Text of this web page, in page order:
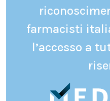
farmacisti
l’accesso a